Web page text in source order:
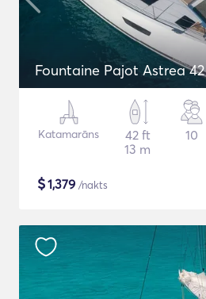
Fountaine Pajot Astrea 42
Katamarāns
42 ft
13 m
10
$1,379 /nakts